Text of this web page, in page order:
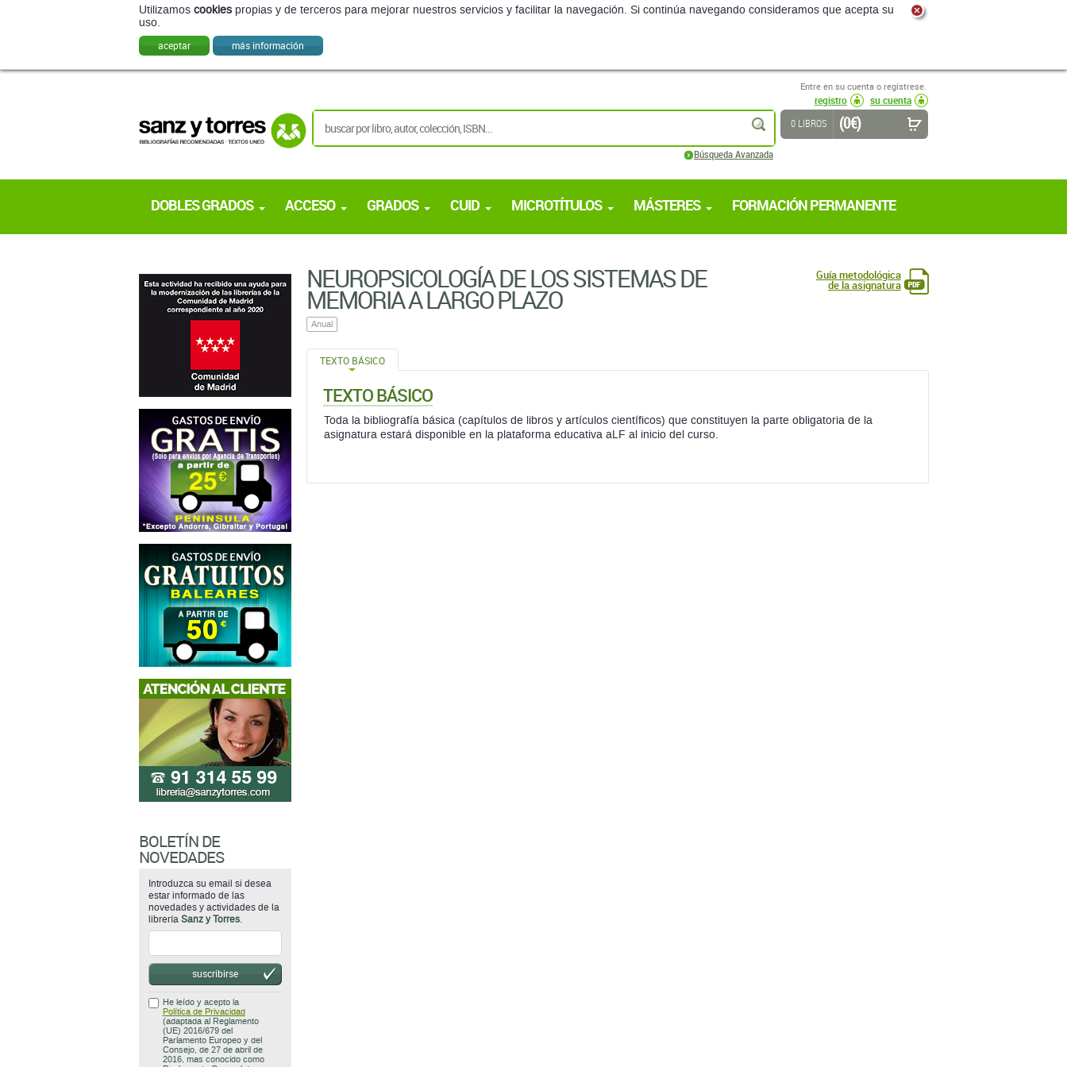
Utilizamos cookies propias y de terceros para mejorar nuestros servicios y facilitar la navegación. Si continúa navegando consideramos que acepta su
uso.
aceptar más información
Entre en su cuenta o regístrese.
registro
su cuenta
buscar
Búsqueda Avanzada
0 LIBROS (0 €)
DOBLES GRADOS ACCESO GRADOS CUID MICROTÍTULOS MÁSTERES FORMACIÓN PERMANENTE
NEUROPSICOLOGÍA DE LOS SISTEMAS DE
MEMORIA A LARGO PLAZO
Anual
Guía metodológica
de la asignatura
TEXTO BÁSICO
TEXTO BÁSICO
Toda la bibliografía básica (capítulos de libros y artículos científicos) que constituyen la parte obligatoria de la
asignatura estará disponible en la plataforma educativa aLF al inicio del curso.
BOLETÍN DE
NOVEDADES
Introduzca su email si desea
estar informado de las
novedades y actividades de la
librería Sanz y Torres.
suscribirse
He leído y acepto la
Política de Privacidad
(adaptada al Reglamento
(UE) 2016/679 del
Parlamento Europeo y del
Consejo, de 27 de abril de
2016, mas conocido como